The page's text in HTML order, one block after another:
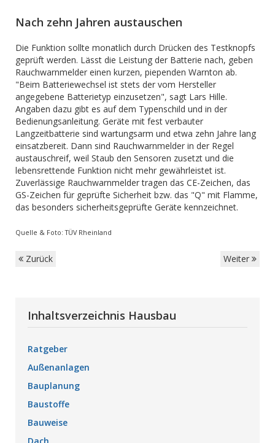
Nach zehn Jahren austauschen
Die Funktion sollte monatlich durch Drücken des Testknopfs
geprüft werden. Lässt die Leistung der Batterie nach, geben
Rauchwarnmelder einen kurzen, piependen Warnton ab.
"Beim Batteriewechsel ist stets der vom Hersteller
angegebene Batterietyp einzusetzen", sagt Lars Hille.
Angaben dazu gibt es auf dem Typenschild und in der
Bedienungsanleitung. Geräte mit fest verbauter
Langzeitbatterie sind wartungsarm und etwa zehn Jahre lang
einsatzbereit. Dann sind Rauchwarnmelder in der Regel
austauschreif, weil Staub den Sensoren zusetzt und die
lebensrettende Funktion nicht mehr gewährleistet ist.
Zuverlässige Rauchwarnmelder tragen das CE-Zeichen, das
GS-Zeichen für geprüfte Sicherheit bzw. das "Q" mit Flamme,
das besonders sicherheitsgeprüfte Geräte kennzeichnet.
Quelle & Foto: TÜV Rheinland
Zurück Weiter
Inhaltsverzeichnis Hausbau
Ratgeber
Außenanlagen
Bauplanung
Baustoffe
Bauweise